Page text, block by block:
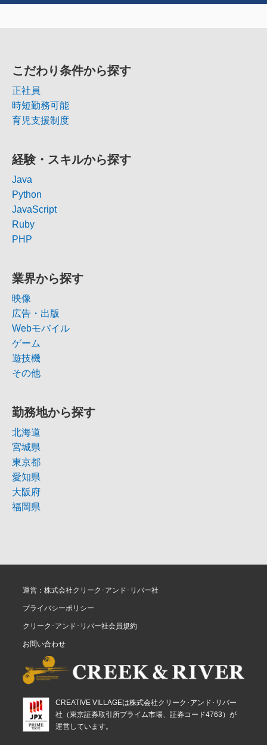
こだわり条件から探す
正社員
時短勤務可能
育児支援制度
経験・スキルから探す
Java
Python
JavaScript
Ruby
PHP
業界から探す
映像
広告・出版
Webモバイル
ゲーム
遊技機
その他
勤務地から探す
北海道
宮城県
東京都
愛知県
大阪府
福岡県
運営：株式会社クリーク･アンド･リバー社
プライバシーポリシー
クリーク･アンド･リバー社会員規約
お問い合わせ
CREATIVE VILLAGEは株式会社クリーク･アンド･リバー
社（東京証券取引所プライム市場、証券コード4763）が
運営しています。